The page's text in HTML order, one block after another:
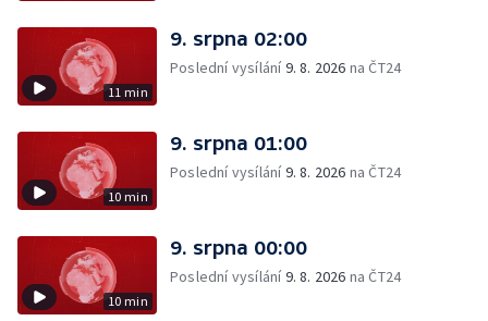
11 min
9. srpna 02:00
Poslední vysílání9. 8. 2026 na ČT24
10 min
9. srpna 01:00
Poslední vysílání9. 8. 2026 na ČT24
10 min
9. srpna 00:00
Poslední vysílání9. 8. 2026 na ČT24